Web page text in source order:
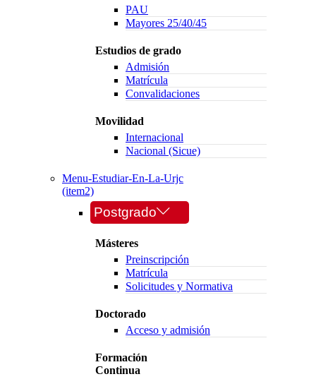
PAU
Mayores 25/40/45
Estudios de grado
Admisión
Matrícula
Convalidaciones
Movilidad
Internacional
Nacional (Sicue)
Menu-Estudiar-En-La-Urjc
(item2)
Postgrado
Másteres
Preinscripción
Matrícula
Solicitudes y Normativa
Doctorado
Acceso y admisión
Formación
Continua